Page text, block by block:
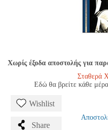
Χωρίς έξοδα αποστολής για
Σταθερά
Εδώ θα βρείτε κάθε μέρα
Wishlist
Share